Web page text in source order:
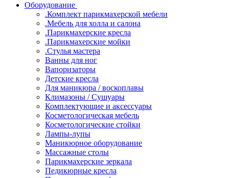
Оборудование
.Комплект парикмахерской мебели
.Мебель для холла и салона
.Парикмахерские кресла
.Парикмахерские мойки
.Стулья мастера
Ванны для ног
Вапоризаторы
Детские кресла
Для маникюра / воскоплавы
Климазоны / Сушуары
Комплектующие и аксессуары
Косметологическая мебель
Косметологические стойки
Лампы-лупы
Маникюрное оборудование
Массажные столы
Парикмахерские зеркала
Педикюрные кресла